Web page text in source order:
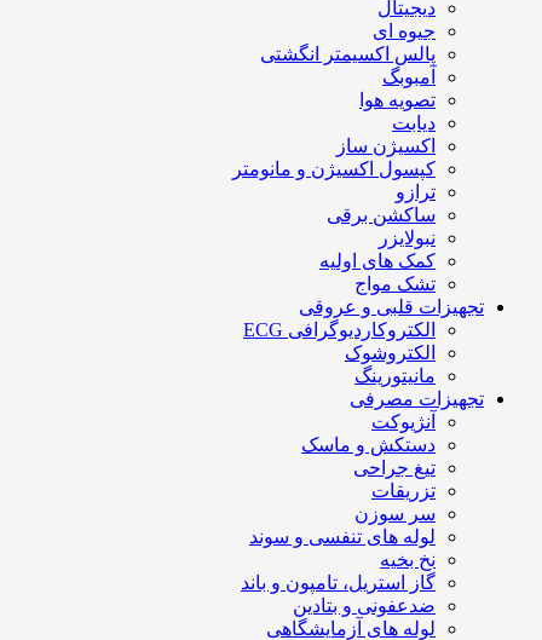
دیجیتال
جیوه ای
پالس اکسیمتر انگشتی
آمبوبگ
تصویه هوا
دیابت
اکسیژن ساز
کپسول اکسیژن و مانومتر
ترازو
ساکشن برقی
نبولایزر
کمک های اولیه
تشک مواج
تجهیزات قلبی و عروقی
الکتروکاردیوگرافی ECG
الکتروشوک
مانیتورینگ
تجهیزات مصرفی
آنژیوکت
دستکش و ماسک
تیغ جراحی
تزریقات
سر سوزن
لوله های تنفسی و سوند
نخ بخیه
گاز استریل، تامپون و باند
ضدعفونی و بتادین
لوله های آزمایشگاهی